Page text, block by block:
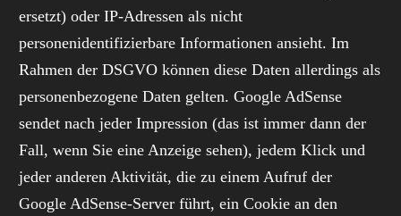
ersetzt) oder IP-Adressen als nicht
personenidentifizierbare Informationen ansieht. Im
Rahmen der DSGVO können diese Daten allerdings als
personenbezogene Daten gelten. Google AdSense
sendet nach jeder Impression (das ist immer dann der
Fall, wenn Sie eine Anzeige sehen), jedem Klick und
jeder anderen Aktivität, die zu einem Aufruf der
Google AdSense-Server führt, ein Cookie an den